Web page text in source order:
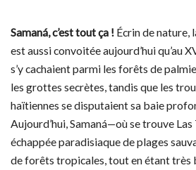
Samaná, c’est tout ça ! Écrin de nature,
est aussi convoitée aujourd’hui qu’au
s’y cachaient parmi les forêts de
les grottes secrètes, tandis que les
haïtiennes se disputaient sa baie
Aujourd’hui, Samaná—où se trouve
échappée paradisiaque de plages
de forêts tropicales, tout en étant très